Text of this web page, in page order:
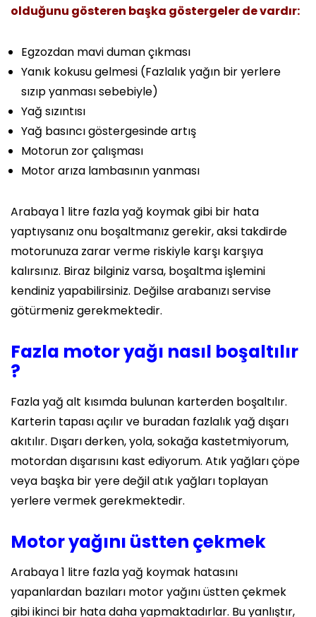
olduğunu gösteren başka göstergeler de vardır:
Egzozdan mavi duman çıkması
Yanık kokusu gelmesi (Fazlalık yağın bir yerlere
sızıp yanması sebebiyle)
Yağ sızıntısı
Yağ basıncı göstergesinde artış
Motorun zor çalışması
Motor arıza lambasının yanması
Arabaya 1 litre fazla yağ koymak gibi bir hata
yaptıysanız onu boşaltmanız gerekir, aksi takdirde
motorunuza zarar verme riskiyle karşı karşıya
kalırsınız. Biraz bilginiz varsa, boşaltma işlemini
kendiniz yapabilirsiniz. Değilse arabanızı servise
götürmeniz gerekmektedir.
Fazla motor yağı nasıl boşaltılır
?
Fazla yağ alt kısımda bulunan karterden boşaltılır.
Karterin tapası açılır ve buradan fazlalık yağ dışarı
akıtılır. Dışarı derken, yola, sokağa kastetmiyorum,
motordan dışarısını kast ediyorum. Atık yağları çöpe
veya başka bir yere değil atık yağları toplayan
yerlere vermek gerekmektedir.
Motor yağını üstten çekmek
Arabaya 1 litre fazla yağ koymak hatasını
yapanlardan bazıları motor yağını üstten çekmek
gibi ikinci bir hata daha yapmaktadırlar. Bu yanlıştır,